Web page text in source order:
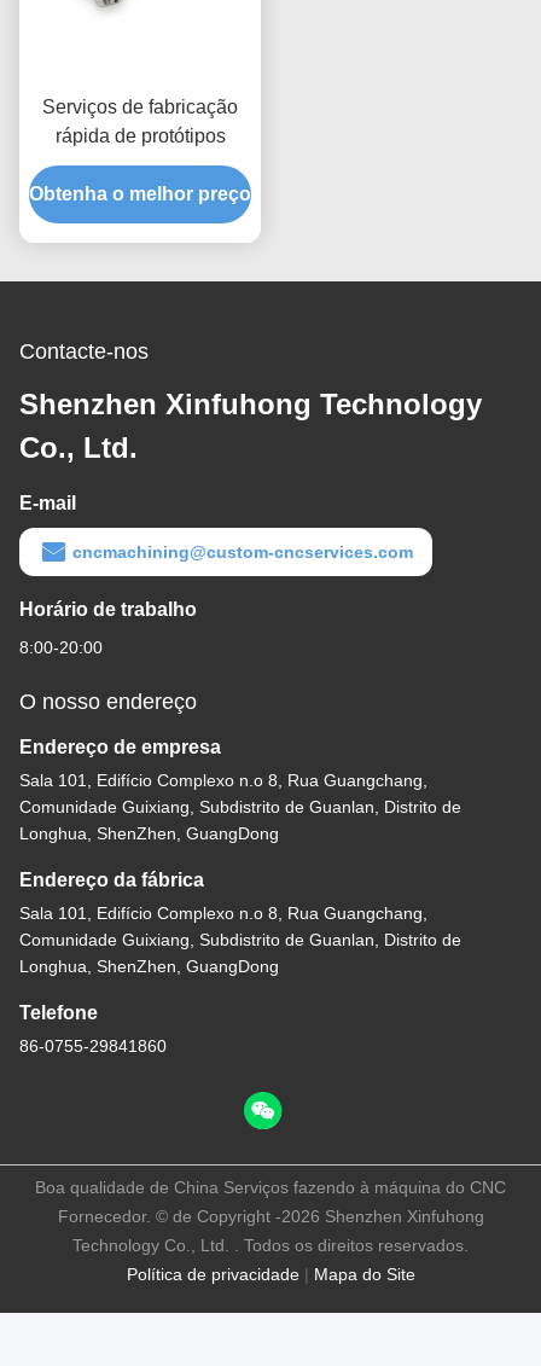
Serviços de fabricação
rápida de protótipos
Obtenha o melhor preço
Contacte-nos
Shenzhen Xinfuhong Technology
Co., Ltd.
E-mail
cncmachining@custom-cncservices.com
Horário de trabalho
8:00-20:00
O nosso endereço
Endereço de empresa
Sala 101, Edifício Complexo n.o 8, Rua Guangchang,
Comunidade Guixiang, Subdistrito de Guanlan, Distrito de
Longhua, ShenZhen, GuangDong
Endereço da fábrica
Sala 101, Edifício Complexo n.o 8, Rua Guangchang,
Comunidade Guixiang, Subdistrito de Guanlan, Distrito de
Longhua, ShenZhen, GuangDong
Telefone
86-0755-29841860
Política de privacidade| Mapa do Site
Boa qualidade de China Serviços fazendo à máquina do CNC
Fornecedor. © de Copyright -2026 Shenzhen Xinfuhong
Technology Co., Ltd. . Todos os direitos reservados.